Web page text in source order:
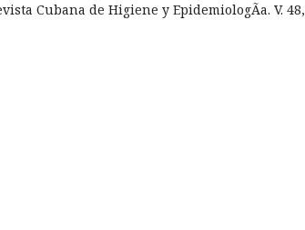
Cubana de Higiene y EpidemiologÃ­a. V. 48,